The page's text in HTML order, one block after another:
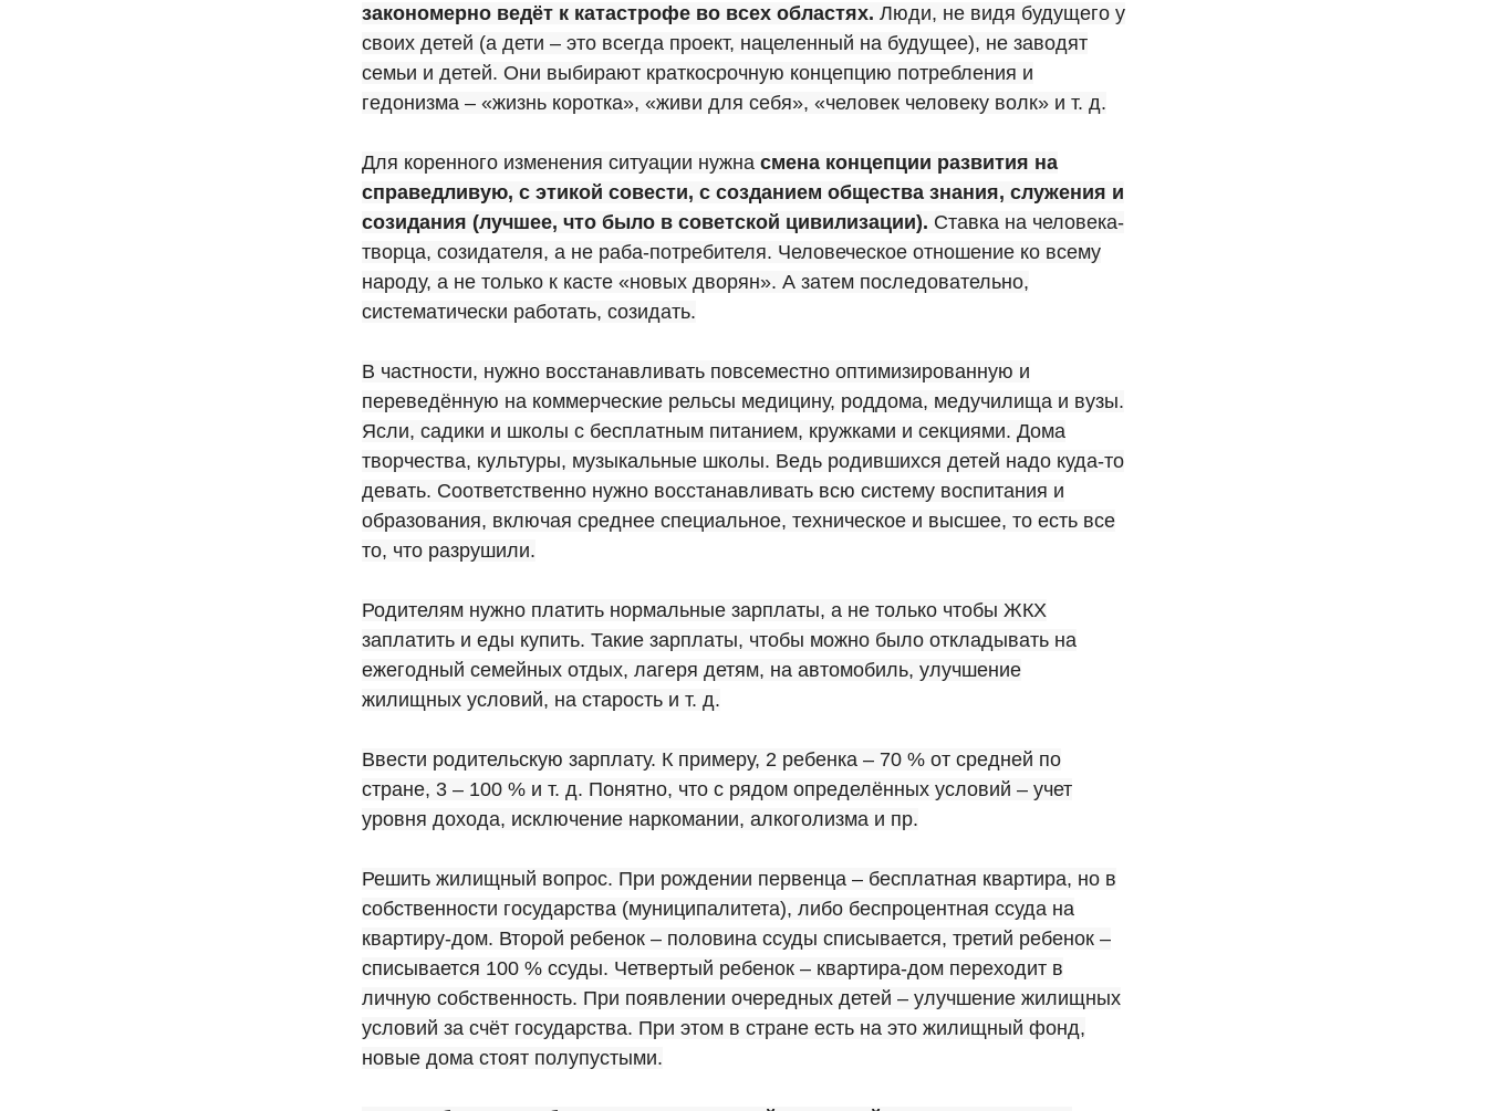
закономерно ведёт к катастрофе во всех областях. Люди, не видя будущего у
своих детей (а дети – это всегда проект, нацеленный на будущее), не заводят
семьи и детей. Они выбирают краткосрочную концепцию потребления и
гедонизма – «жизнь коротка», «живи для себя», «человек человеку волк» и т. д.
Для коренного изменения ситуации нужна смена концепции развития на
справедливую, с этикой совести, с созданием общества знания, служения и
созидания (лучшее, что было в советской цивилизации). Ставка на человека-
творца, созидателя, а не раба-потребителя. Человеческое отношение ко всему
народу, а не только к касте «новых дворян». А затем последовательно,
систематически работать, созидать.
В частности, нужно восстанавливать повсеместно оптимизированную и
переведённую на коммерческие рельсы медицину, роддома, медучилища и вузы.
Ясли, садики и школы с бесплатным питанием, кружками и секциями. Дома
творчества, культуры, музыкальные школы. Ведь родившихся детей надо куда-то
девать. Соответственно нужно восстанавливать всю систему воспитания и
образования, включая среднее специальное, техническое и высшее, то есть все
то, что разрушили.
Родителям нужно платить нормальные зарплаты, а не только чтобы ЖКХ
заплатить и еды купить. Такие зарплаты, чтобы можно было откладывать на
ежегодный семейных отдых, лагеря детям, на автомобиль, улучшение
жилищных условий, на старость и т. д.
Ввести родительскую зарплату. К примеру, 2 ребенка – 70 % от средней по
стране, 3 – 100 % и т. д. Понятно, что с рядом определённых условий – учет
уровня дохода, исключение наркомании, алкоголизма и пр.
Решить жилищный вопрос. При рождении первенца – бесплатная квартира, но в
собственности государства (муниципалитета), либо беспроцентная ссуда на
квартиру-дом. Второй ребенок – половина ссуды списывается, третий ребенок –
списывается 100 % ссуды. Четвертый ребенок – квартира-дом переходит в
личную собственность. При появлении очередных детей – улучшение жилищных
условий за счёт государства. При этом в стране есть на это жилищный фонд,
новые дома стоят полупустыми.